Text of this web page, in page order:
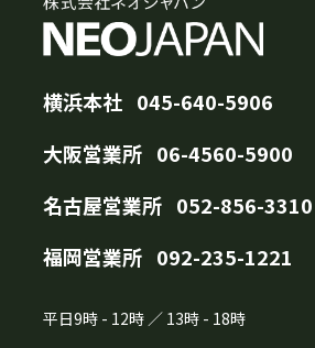
横浜本社 045-640-5906
大阪営業所 06-4560-5900
名古屋営業所 052-856-3310
福岡営業所 092-235-1221
平日9時- 12時／ 13時- 18時